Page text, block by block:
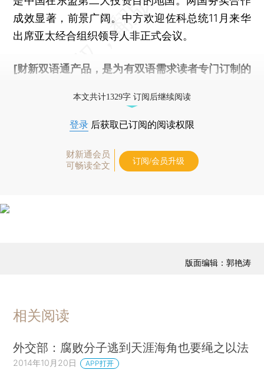
成效显著，前景广阔。中方欢迎佐科总统11月来华
出席亚太经合组织领导人非正式会议。
[财新双语通产品，是为有双语需求读者专门订制的
本文共计1329字 订阅后继续阅读
登录 后获取已订阅的阅读权限
财新通会员
可畅读全文
订阅/会员升级
版面编辑：郭艳涛
相关阅读
外交部：腐败分子逃到天涯海角也要绳之以法
2014年10月20日 APP打开